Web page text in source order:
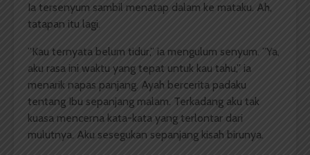
Ia tersenyum sambil menatap dalam ke mataku. Ah,
tatapan itu lagi.
”Kau ternyata belum tidur,” ia mengulum senyum. ”Ya,
aku rasa ini waktu yang tepat untuk kau tahu,” ia
menarik napas panjang. Ayah bercerita padaku
tentang Ibu sepanjang malam. Terkadang aku tak
kuasa mencerna kata-kata yang terlontar dari
mulutnya. Aku sesegukan sepanjang kisah birunya.